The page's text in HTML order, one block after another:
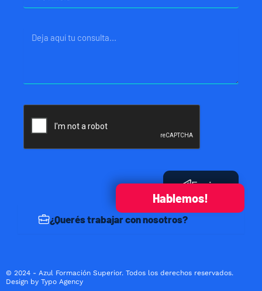
Hablemos!
¿Querés trabajar con nosotros?
Mensaje
Enviar
© 2024 - Azul Formación Superior. Todos los derechos reservados.
Design by Typo Agency